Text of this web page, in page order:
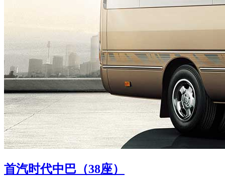
首汽时代中巴（38座）